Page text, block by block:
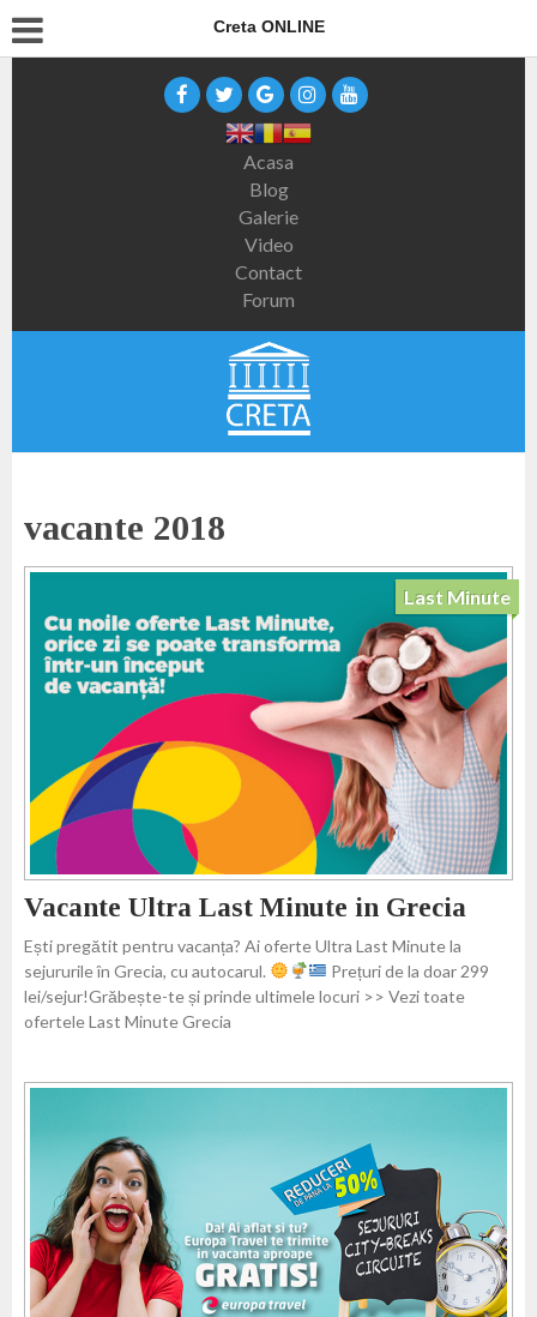
Creta ONLINE
Acasa
Blog
Galerie
Video
Contact
Forum
vacante 2018
Last Minute
Vacante Ultra Last Minute in Grecia
Ești pregătit pentru vacanța? Ai oferte Ultra Last Minute la
sejururile în Grecia, cu autocarul.
Prețuri de la doar 299
lei/sejur!Grăbește-te și prinde ultimele locuri >> Vezi toate
ofertele Last Minute Grecia